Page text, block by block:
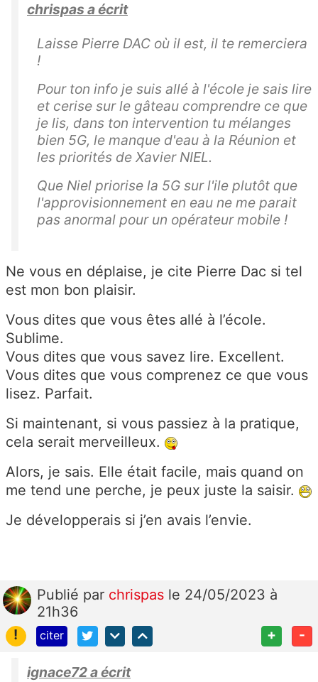
chrispas a écrit
Laisse Pierre DAC où il est, il te remerciera
!
Pour ton info je suis allé à l'école je sais lire
et cerise sur le gâteau comprendre ce que
je lis, dans ton intervention tu mélanges
bien 5G, le manque d'eau à la Réunion et
les priorités de Xavier NIEL.
Que Niel priorise la 5G sur l'ile plutôt que
l'approvisionnement en eau ne me parait
pas anormal pour un opérateur mobile !
Ne vous en déplaise, je cite Pierre Dac si tel
est mon bon plaisir.
Vous dites que vous êtes allé à l’école.
Sublime.
Vous dites que vous savez lire. Excellent.
Vous dites que vous comprenez ce que vous
lisez. Parfait.
Si maintenant, si vous passiez à la pratique,
cela serait merveilleux.
Alors, je sais. Elle était facile, mais quand on
me tend une perche, je peux juste la saisir.
Je développerais si j’en avais l’envie.
Publié par chrispas le 24/05/2023 à
21h36
!
citer + -
ignace72 a écrit